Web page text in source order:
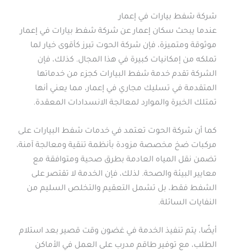
شركة شفط بيارات في إعمار
عندما يبحث سكان إعمار عن شركة شفط بيارات في إعمار
موثوقة ومتميزة، فإن شركة الحوت تبرز كأقوى خيار لما
تملكه من إمكانيات كبيرة في هذا المجال. كذلك، فإن
الشركة تقدم خدمة شفط البيارات كجزء من خدماتها
المتقدمة في تسليك مجاري في إعمار، مما يعني أنها
تمتلك الخبرة والموارد لمعالجة الانسدادات المعقدة.
كما أن شركة الحوت تعتمد في خدمات شفط البيارات على
مركبات ضخ مخصصة مزودة بأنظمة تنقية ومعالجة آمنة،
تضمن نقل المياه العادمة بطرق صحية ومتوافقة مع
معايير البيئة والصحة. لذلك، فإن الخدمة لا تقتصر على
الشفط فقط، بل تشمل التعقيم والتخلص السليم من
النفايات السائلة.
أيضًا، يتم تنفيذ الخدمة في غضون وقت قصير بعد استلام
الطلب، مع توفير طاقم مدرب على العمل في الأماكن